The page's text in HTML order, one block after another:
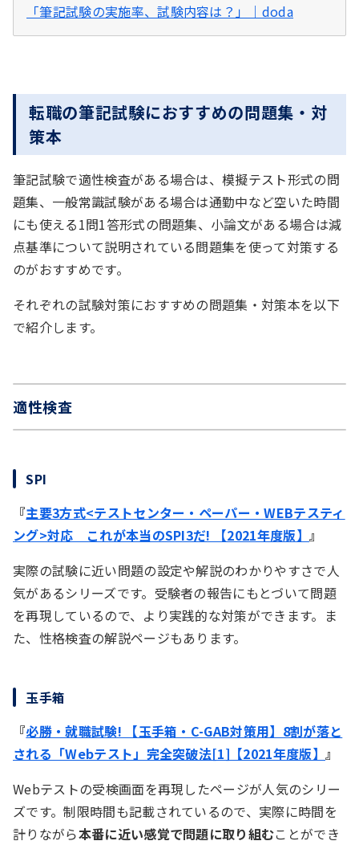
「筆記試験の実施率、試験内容は？」｜doda
転職の筆記試験におすすめの問題集・対
策本
筆記試験で適性検査がある場合は、模擬テスト形式の問
題集、一般常識試験がある場合は通勤中など空いた時間
にも使える1問1答形式の問題集、小論文がある場合は減
点基準について説明されている問題集を使って対策する
のがおすすめです。
それぞれの試験対策におすすめの問題集・対策本を以下
で紹介します。
適性検査
SPI
『主要3方式<テストセンター・ペーパー・WEBテスティ
ング>対応 これが本当のSPI3だ! 【2021年度版】 』
実際の試験に近い問題の設定や解説のわかりやすさで人
気があるシリーズです。受験者の報告にもとづいて問題
を再現しているので、より実践的な対策ができます。ま
た、性格検査の解説ページもあります。
玉手箱
『必勝・就職試験! 【玉手箱・C-GAB対策用】8割が落と
される「Webテスト」完全突破法[1]【2021年度版】 』
Webテストの受検画面を再現したページが人気のシリー
ズです。制限時間も記載されているので、実際に時間を
計りながら本番に近い感覚で問題に取り組むことができ